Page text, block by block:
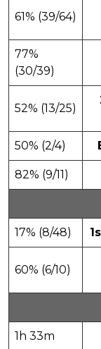
61% (39/64)
77%
(30/39)
52% (13/25)
50% (2/4)
82% (9/11)
17% (8/48)
60% (6/10)
1h 33m